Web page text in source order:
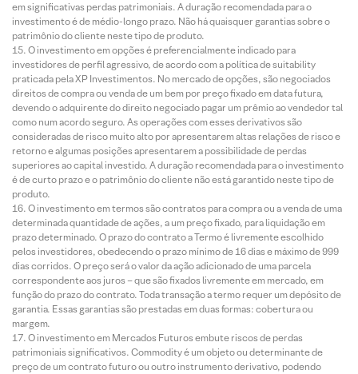
em significativas perdas patrimoniais. A duração recomendada para o
investimento é de médio-longo prazo. Não há quaisquer garantias sobre o
patrimônio do cliente neste tipo de produto.
O investimento em opções é preferencialmente indicado para
investidores de perfil agressivo, de acordo com a política de suitability
praticada pela XP Investimentos. No mercado de opções, são negociados
direitos de compra ou venda de um bem por preço fixado em data futura,
devendo o adquirente do direito negociado pagar um prêmio ao vendedor tal
como num acordo seguro. As operações com esses derivativos são
consideradas de risco muito alto por apresentarem altas relações de risco e
retorno e algumas posições apresentarem a possibilidade de perdas
superiores ao capital investido. A duração recomendada para o investimento
é de curto prazo e o patrimônio do cliente não está garantido neste tipo de
produto.
O investimento em termos são contratos para compra ou a venda de uma
determinada quantidade de ações, a um preço fixado, para liquidação em
prazo determinado. O prazo do contrato a Termo é livremente escolhido
pelos investidores, obedecendo o prazo mínimo de 16 dias e máximo de 999
dias corridos. O preço será o valor da ação adicionado de uma parcela
correspondente aos juros – que são fixados livremente em mercado, em
função do prazo do contrato. Toda transação a termo requer um depósito de
garantia. Essas garantias são prestadas em duas formas: cobertura ou
margem.
O investimento em Mercados Futuros embute riscos de perdas
patrimoniais significativos. Commodity é um objeto ou determinante de
preço de um contrato futuro ou outro instrumento derivativo, podendo